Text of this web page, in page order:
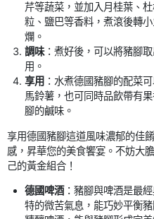
芹等蔬菜，並加入月桂葉、
粒、鹽巴等香料，煮滾後轉
爛。
調味：煮好後，可以將豬腳
用。
享用 ：水煮德國豬腳的配菜
馬鈴薯，也可同時品飲帶有
腳的鹹味。
享用德國豬腳這道風味濃郁的佳
感，昇華您的美食饗宴。不妨大
己的黃金組合！
德國啤酒：豬腳與啤酒是最
特的微苦氣息，能巧妙平衡